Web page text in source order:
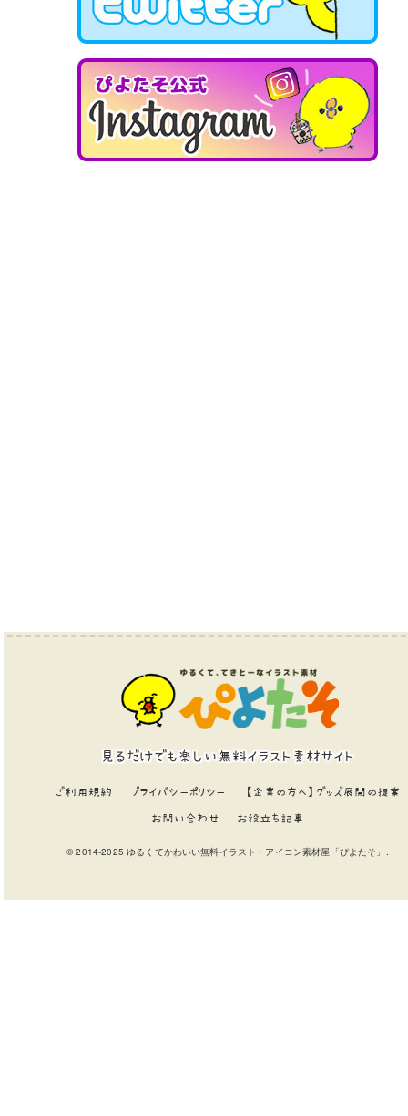
見るだけでも楽しい無料イラスト素材サイト
ご利用規約 プライバシーポリシー 【企業の方へ】グッズ展開の提案
お問い合わせ お役立ち記事
© 2014-2025 ゆるくてかわいい無料イラスト・アイコン素材屋「ぴよたそ」.